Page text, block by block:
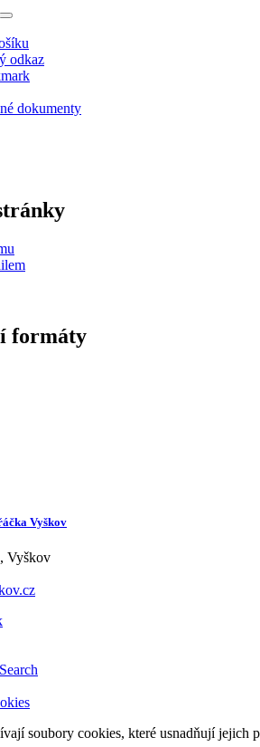
odkaz
dokumenty
formáty
Vyškov
, Vyškov
soubory cookies, které usnadňují jejich